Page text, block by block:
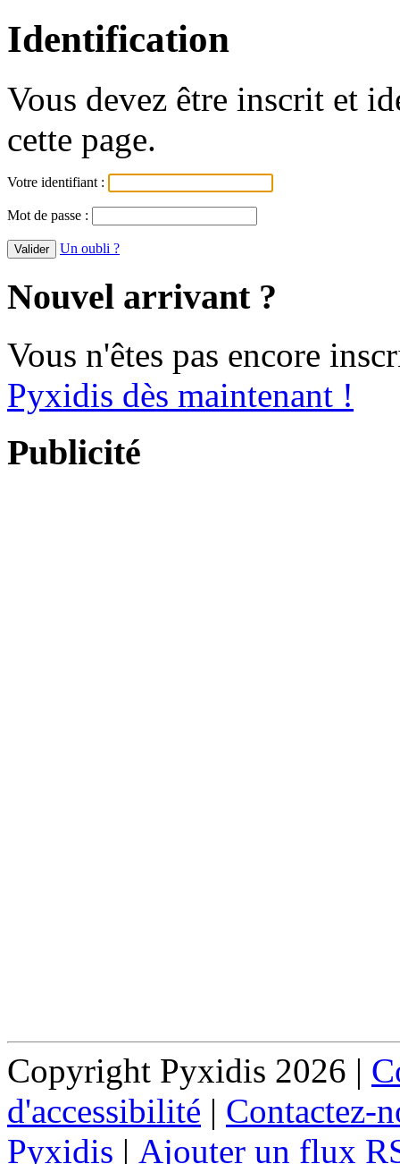
Identification
Vous devez être inscrit et
cette page.
Votre identifiant :
Mot de passe :
Un oubli ?
Nouvel arrivant ?
Vous n'êtes pas encore
Pyxidis dès maintenant !
Publicité
Copyright Pyxidis 2026 |
d'accessibilité | Contactez-
Pyxidis | Ajouter un flux